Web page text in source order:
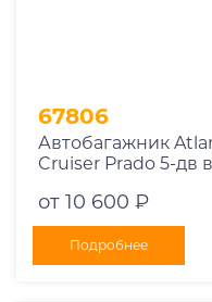
67806
Автобагажник
Cruiser Prado 5-дв
10002+11115+11115
от 10 600 ₽
Подробнее